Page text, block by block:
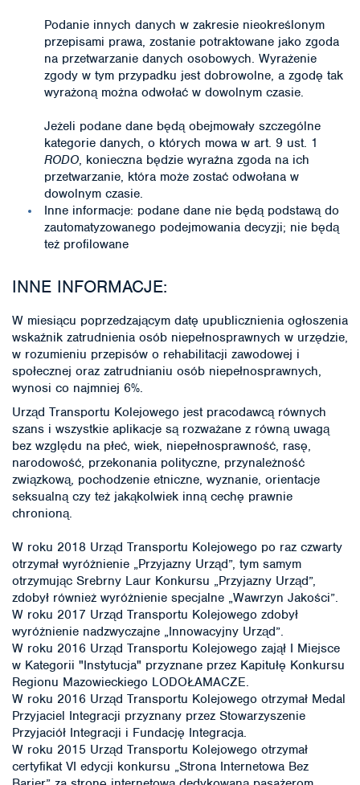
Podanie innych danych w zakresie nieokreślonym
przepisami prawa, zostanie potraktowane jako zgoda
na przetwarzanie danych osobowych. Wyrażenie
zgody w tym przypadku jest dobrowolne, a zgodę tak
wyrażoną można odwołać w dowolnym czasie.
Jeżeli podane dane będą obejmowały szczególne
kategorie danych, o których mowa w art. 9 ust. 1
RODO, konieczna będzie wyraźna zgoda na ich
przetwarzanie, która może zostać odwołana w
dowolnym czasie.
Inne informacje: podane dane nie będą podstawą do
zautomatyzowanego podejmowania decyzji; nie będą
też profilowane
INNE INFORMACJE:
W miesiącu poprzedzającym datę upublicznienia ogłoszenia
wskaźnik zatrudnienia osób niepełnosprawnych w urzędzie,
w rozumieniu przepisów o rehabilitacji zawodowej i
społecznej oraz zatrudnianiu osób niepełnosprawnych,
wynosi co najmniej 6%.
Urząd Transportu Kolejowego jest pracodawcą równych
szans i wszystkie aplikacje są rozważane z równą uwagą
bez względu na płeć, wiek, niepełnosprawność, rasę,
narodowość, przekonania polityczne, przynależność
związkową, pochodzenie etniczne, wyznanie, orientacje
seksualną czy też jakąkolwiek inną cechę prawnie
chronioną.
W roku 2018 Urząd Transportu Kolejowego po raz czwarty
otrzymał wyróżnienie „Przyjazny Urząd”, tym samym
otrzymując Srebrny Laur Konkursu „Przyjazny Urząd”,
zdobył również wyróżnienie specjalne „Wawrzyn Jakości”.
W roku 2017 Urząd Transportu Kolejowego zdobył
wyróżnienie nadzwyczajne „Innowacyjny Urząd”.
W roku 2016 Urząd Transportu Kolejowego zajął I Miejsce
w Kategorii "Instytucja" przyznane przez Kapitułę Konkursu
Regionu Mazowieckiego LODOŁAMACZE.
W roku 2016 Urząd Transportu Kolejowego otrzymał Medal
Przyjaciel Integracji przyznany przez Stowarzyszenie
Przyjaciół Integracji i Fundację Integracja.
W roku 2015 Urząd Transportu Kolejowego otrzymał
certyfikat VI edycji konkursu „Strona Internetowa Bez